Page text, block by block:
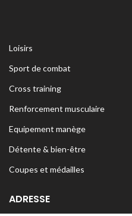
Loisirs
Sport de combat
Cross training
Renforcement musculaire
Equipement manège
Détente & bien-être
Coupes et médailles
ADRESSE